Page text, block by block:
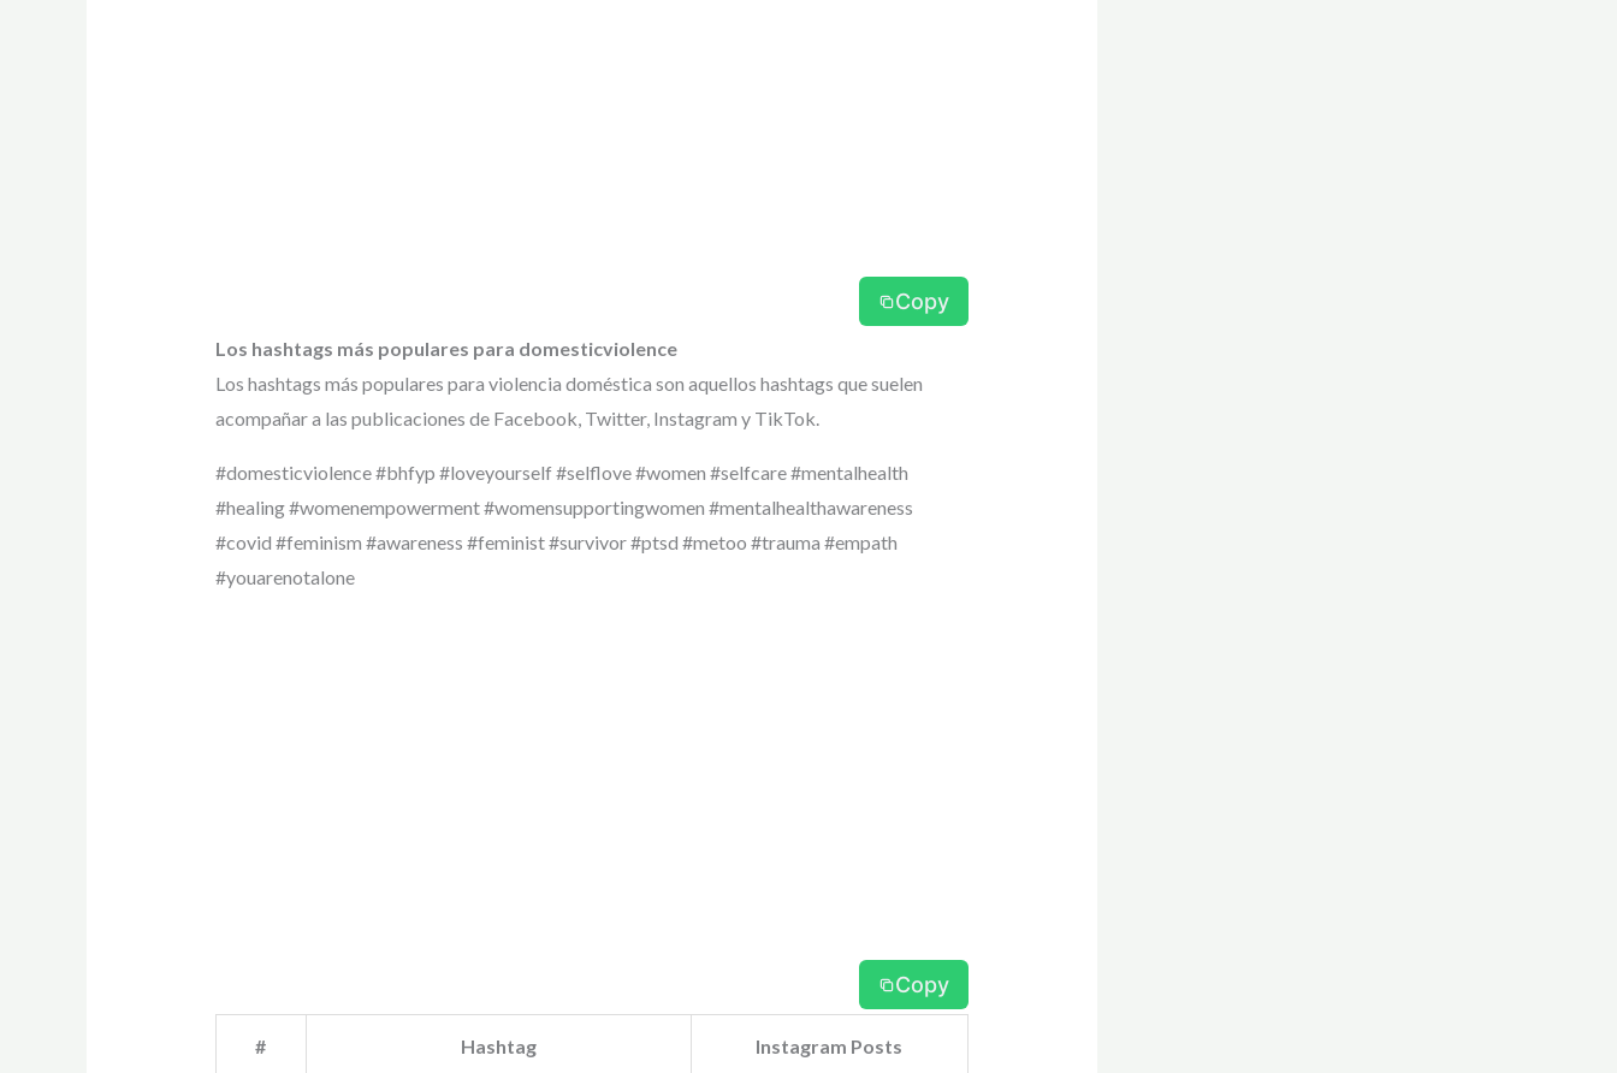
Copy
Los hashtags más populares para domesticviolence
Los hashtags más populares para violencia doméstica son aquellos hashtags que suelen
acompañar a las publicaciones de Facebook, Twitter, Instagram y TikTok.
#domesticviolence #bhfyp #loveyourself #selflove #women #selfcare #mentalhealth
#healing #womenempowerment #womensupportingwomen #mentalhealthawareness
#covid #feminism #awareness #feminist #survivor #ptsd #metoo #trauma #empath
#youarenotalone
Copy
# Hashtag Instagram Posts